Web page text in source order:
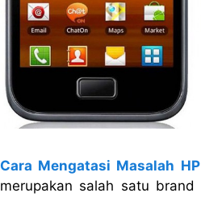
Cara Mengatasi Masalah
merupakan salah satu brand